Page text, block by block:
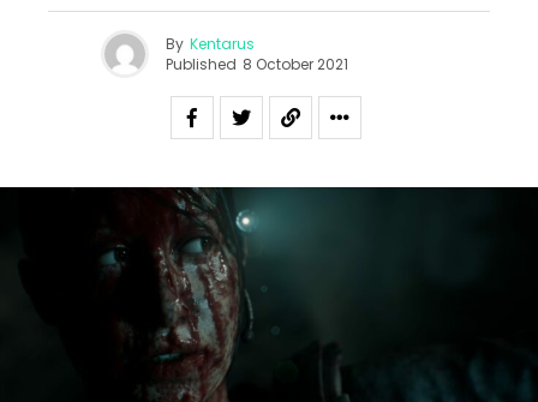
By Kentarus
Published 8 October 2021